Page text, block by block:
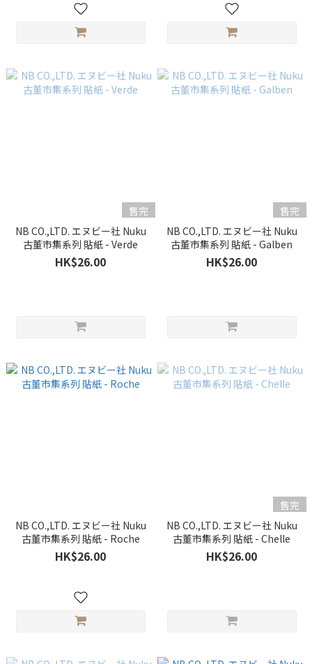
售完
NB CO.,LTD. エヌビー社 Nuku
古董市集系列 貼紙 - Verde
HK$26.00
售完
NB CO.,LTD. エヌビー社 Nuku
古董市集系列 貼紙 - Galben
HK$26.00
NB CO.,LTD. エヌビー社 Nuku
古董市集系列 貼紙 - Roche
HK$26.00
售完
NB CO.,LTD. エヌビー社 Nuku
古董市集系列 貼紙 - Chelle
HK$26.00